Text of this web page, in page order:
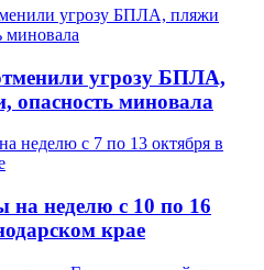
угрозу БПЛА,
опасность миновала
на неделю с 10 по 16
крае